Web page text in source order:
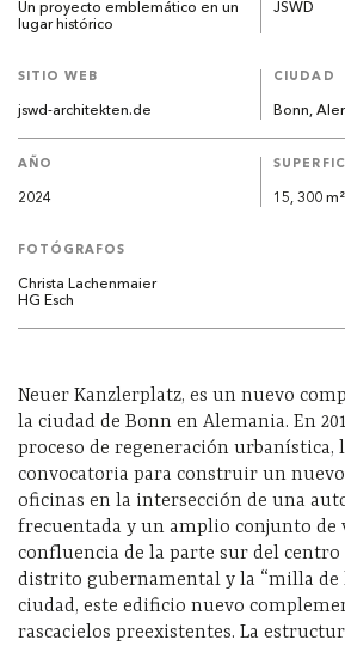
Un proyecto emblemático en un
lugar histórico
JSWD
SITIO WEB
jswd-architekten.de
CIUDAD
Bonn,
AÑO
2024 15, 300 m²
FOTÓGRAFOS
Christa Lachenmaier
HG Esch
Neuer Kanzlerplatz, es un nuevo
la ciudad de Bonn en Alemania. En
proceso de regeneración urbanística,
convocatoria para construir un
oficinas en la intersección de una
frecuentada y un amplio conjunto de
confluencia de la parte sur del
distrito gubernamental y la “milla de
ciudad, este edificio nuevo
rascacielos preexistentes. La